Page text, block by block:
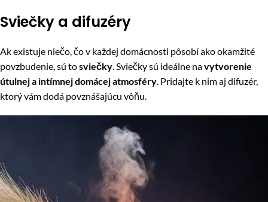
Sviečky a difuzéry
Ak existuje niečo, čo v každej domácnosti pôsobí ako okamžité
povzbudenie, sú tosviečky . Sviečky sú ideálne navytvorenie
útulnej a intímnej domácej atmosféry . Pridajte k nim aj difuzér,
ktorý vám dodá povznášajúcu vôňu.